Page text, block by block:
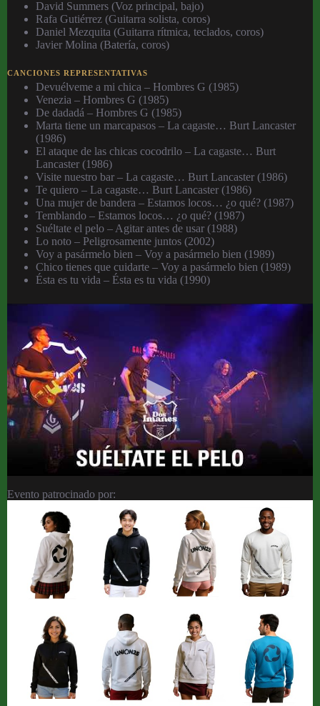
David Summers (Voz principal, bajo)
Rafa Gutiérrez (Guitarra solista, coros)
Daniel Mezquita (Guitarra rítmica, teclados, coros)
Javier Molina (Batería, coros)
CANCIONES REPRESENTATIVAS
Devuélveme a mi chica – Hombres G (1985)
Venezia – Hombres G (1985)
De dadadá – Hombres G (1985)
Marta tiene un marcapasos – La cagaste… Burt Lancaster
(1986)
El ataque de las chicas cocodrilo – La cagaste… Burt
Lancaster (1986)
Visite nuestro bar – La cagaste… Burt Lancaster (1986)
Te quiero – La cagaste… Burt Lancaster (1986)
Una mujer de bandera – Estamos locos… ¿o qué? (1987)
Temblando – Estamos locos… ¿o qué? (1987)
Suéltate el pelo – Agitar antes de usar (1988)
Lo noto – Peligrosamente juntos (2002)
Voy a pasármelo bien – Voy a pasármelo bien (1989)
Chico tienes que cuidarte – Voy a pasármelo bien (1989)
Ésta es tu vida – Ésta es tu vida (1990)
Evento patrocinado por: